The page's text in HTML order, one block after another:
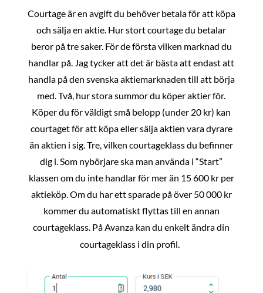
Courtage är en avgift du behöver betala för att köpa
och sälja en aktie. Hur stort courtage du betalar
beror på tre saker. För de första vilken marknad du
handlar på. Jag tycker att det är bästa att endast att
handla på den svenska aktiemarknaden till att börja
med. Två, hur stora summor du köper aktier för.
Köper du för väldigt små belopp (under 20 kr) kan
courtaget för att köpa eller sälja aktien vara dyrare
än aktien i sig. Tre, vilken courtageklass du befinner
dig i. Som nybörjare ska man använda i “Start”
klassen om du inte handlar för mer än 15 600 kr per
aktieköp. Om du har ett sparade på över 50 000 kr
kommer du automatiskt flyttas till en annan
courtageklass. På Avanza kan du enkelt ändra din
courtageklass i din profil.